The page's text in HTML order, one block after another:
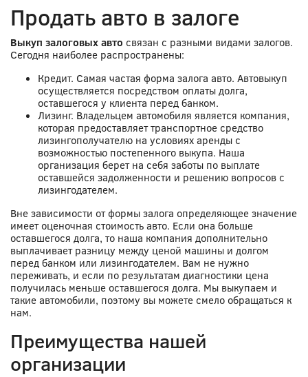
Продать авто в залоге
Выкуп залоговых авто связан с разными видами залогов.
Сегодня наиболее распространены:
Кредит. Самая частая форма залога авто. Автовыкуп
осуществляется посредством оплаты долга,
оставшегося у клиента перед банком.
Лизинг. Владельцем автомобиля является компания,
которая предоставляет транспортное средство
лизингополучателю на условиях аренды с
возможностью постепенного выкупа. Наша
организация берет на себя заботы по выплате
оставшейся задолженности и решению вопросов с
лизингодателем.
Вне зависимости от формы залога определяющее значение
имеет оценочная стоимость авто. Если она больше
оставшегося долга, то наша компания дополнительно
выплачивает разницу между ценой машины и долгом
перед банком или лизингодателем. Вам не нужно
переживать, и если по результатам диагностики цена
получилась меньше оставшегося долга. Мы выкупаем и
такие автомобили, поэтому вы можете смело обращаться к
нам.
Преимущества нашей
организации